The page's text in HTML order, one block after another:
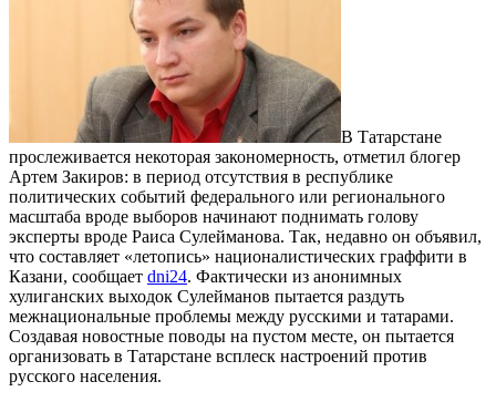
В Татарстане
прослеживается некоторая закономерность, отметил блогер
Артем Закиров: в период отсутствия в республике
политических событий федерального или регионального
масштаба вроде выборов начинают поднимать голову
эксперты вроде Раиса Сулейманова. Так, недавно он объявил,
что составляет «летопись» националистических граффити в
Казани, сообщает dni24. Фактически из анонимных
хулиганских выходок Сулейманов пытается раздуть
межнациональные проблемы между русскими и татарами.
Создавая новостные поводы на пустом месте, он пытается
организовать в Татарстане всплеск настроений против
русского населения.